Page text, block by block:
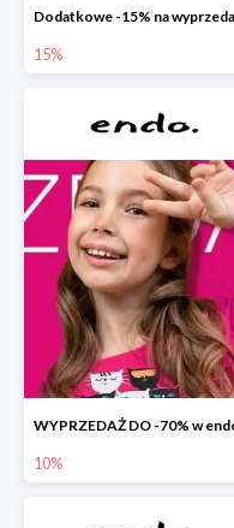
15%
10%